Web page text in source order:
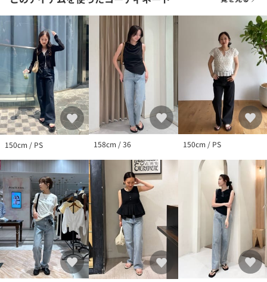
ーロンT、ビスチェ：インナーSETウーリービスチェ
【ブルー着用アイテム①】シャーリングニット
【ブルー着用アイテム②】〈C.L〉フリル襟ボートネックT
【サックスブルー着用アイテム①】バルーンドットシャーリング
ブラウス
【サックスブルー着用アイテム➁】バックUネッククロップボーダ
ーTシャツ
＊＊＊＊＊＊＊＊＊＊＊＊＊＊＊＊＊＊＊＊＊＊
透け感：なし
裏地：なし
光沢感：なし
＊＊＊＊＊＊＊＊＊＊＊＊＊＊＊＊＊＊＊＊＊＊
▼洗濯方法
液温は30℃を限度とし、洗濯機で非常に弱い洗濯ができる
※撮影サンプルは製品よりも1cm股下が短くなっております。
ご確認の上ご購入いただきますようお願いいたします。
150cm / PS 158cm / 36 150cm / PS